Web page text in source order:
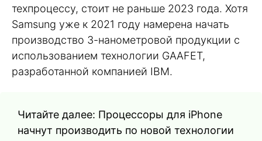
техпроцессу, стоит не раньше 2023 года. Хотя
Samsung уже к 2021 году намерена начать
производство 3-нанометровой продукции с
использованием технологии GAAFET,
разработанной компанией IBM.
Читайте далее: Процессоры для iPhone
начнут производить по новой технологии